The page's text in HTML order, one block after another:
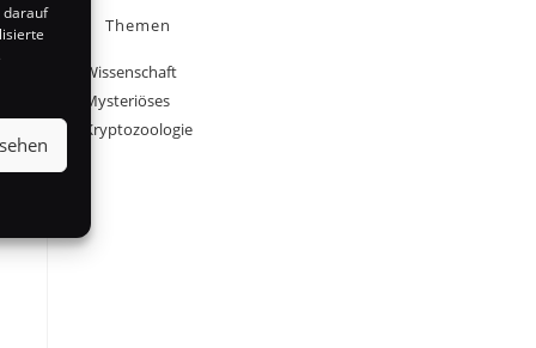
darauf
Themen
Wissenschaft
Mysteriöses
Kryptozoologie